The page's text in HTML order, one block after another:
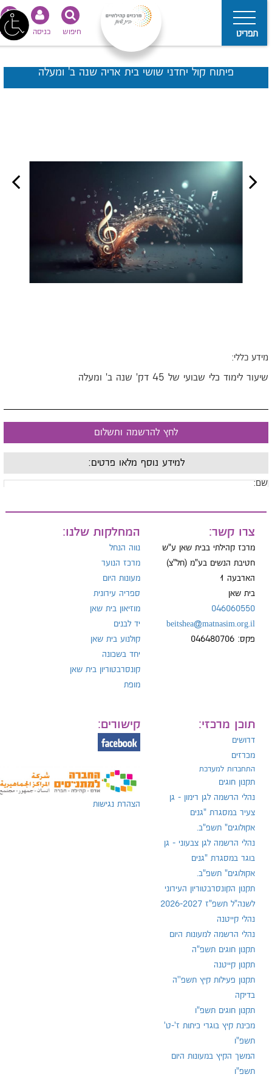
תפריט נגישות כניסה חיפוש
פיתוח קול יחדני שושי בית אריה שנה ב' ומעלה
כללי:
לימוד כלי שבועי של 45 דק' שנה ב' ומעלה
לחץ להרשמה ותשלום
למידע נוסף מלאו פרטים:
צרו קשר:
מרכז קהילתי בבית שאן ע"ש
חטיבת הנשים בע"מ (חל"צ)
הארבעה 1
בית שאן
046060550
beitshea@matnasim.org.il
פקס: 046480706
המחלקות שלנו:
נווה הנחל
מרכז הנוער
מעונות היום
ספריה עירונית
מוזיאון בית שאן
יד לבנים
קולנוע בית שאן
יחד בשכונה
קונסרבטוריון בית שאן
מופת
תוכן מרכזי:
דרושים
מכרזים
התחברות למערכת
תקנון חוגים
נהלי הרשמה לגן רימון - גן
צעיר במסגרת "גנים
אקולוגים" תשפ"ב.
נהלי הרשמה לגן צבעוני - גן
בוגר במסגרת "גנים
אקולוגים" תשפ"ב.
תקנון הקונסרבטוריון העירוני
לשנה"ל תשפ"ז 2026-2027
נהלי קייטנה
נהלי הרשמה למעונות היום
תקנון חוגים תשפ"ה
תקנון קייטנה
תקנון פעילות קיץ תשפ''ה
בדיקה
תקנון חוגים תשפ"ו
מכינת קיץ בוגרי כיתות ז'-ט'
תשפ"ו
המשך הקיץ במעונות היום
תשפ"ו
קישורים:
הצהרת נגישות